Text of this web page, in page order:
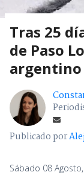
Tras 25
de Paso
Publicado por
Sábado 08